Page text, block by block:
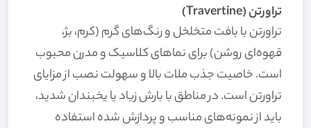
تراورتن (Travertine)
تراورتن با بافت متخلخل و رنگ‌های گرم (کرم، بژ،
قهوه‌ای روشن) برای نماهای کلاسیک و مدرن محبوب
است. خاصیت جذب ملات بالا و سهولت نصب از مزایای
تراورتن است. در مناطق با بارش زیاد یا یخبندان شدید،
باید از نمونه‌های مناسب و پردازش شده استفاده